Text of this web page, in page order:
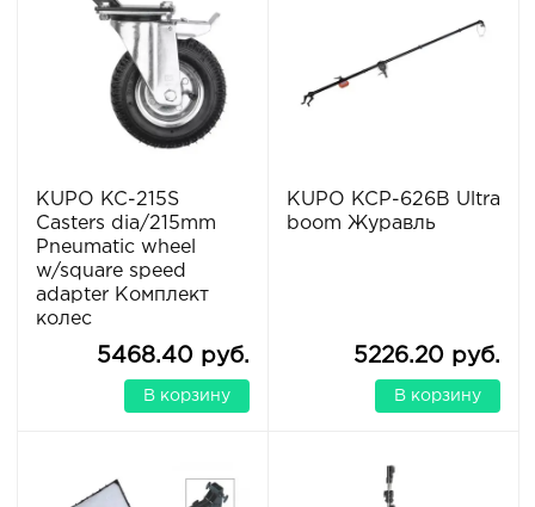
KUPO KC-215S
Casters dia/215mm
Pneumatic wheel
w/square speed
adapter Комплект
колес
5468.40 руб.
В корзину
KUPO KCP-626B Ultra
boom Журавль
5226.20 руб.
В корзину